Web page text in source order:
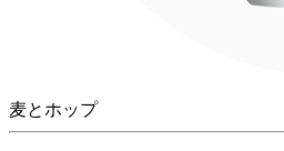
麦とホップ